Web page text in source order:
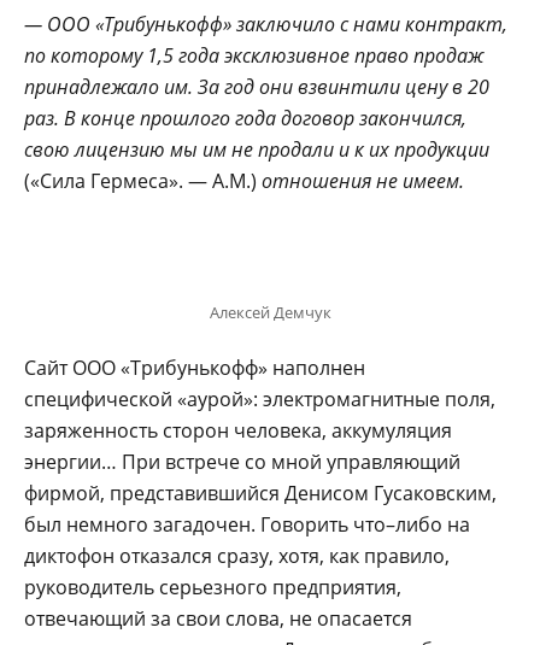
— ООО «Трибунькофф» заключило с нами контракт,
по которому 1,5 года эксклюзивное право продаж
принадлежало им. За год они взвинтили цену в 20
раз. В конце прошлого года договор закончился,
свою лицензию мы им не продали и к их продукции
(«Сила Гермеса». — А.М.) отношения не имеем.
Алексей Демчук
Сайт ООО «Трибунькофф» наполнен
специфической «аурой»: электромагнитные поля,
заряженность сторон человека, аккумуляция
энергии… При встрече со мной управляющий
фирмой, представившийся Денисом Гусаковским,
был немного загадочен. Говорить что–либо на
диктофон отказался сразу, хотя, как правило,
руководитель серьезного предприятия,
отвечающий за свои слова, не опасается